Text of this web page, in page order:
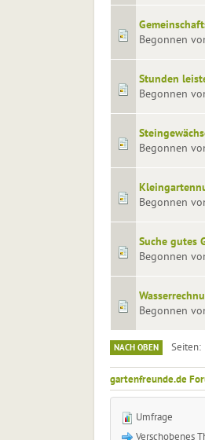
Begonnen
Stunden
Begonnen
Begonnen
Begonnen
Suche gutes
Begonnen
Begonnen
NACH OBEN Seiten
gartenfreunde.de
Umfrage
Verschobenes